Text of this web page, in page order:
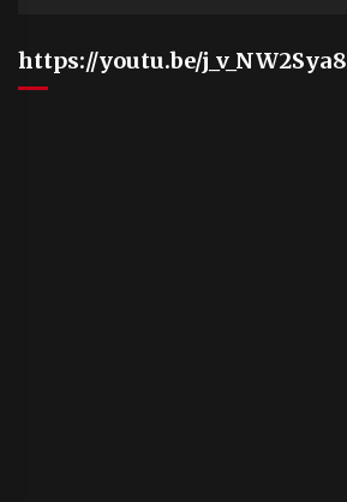
https://youtu.be/j_v_NW2Sya8